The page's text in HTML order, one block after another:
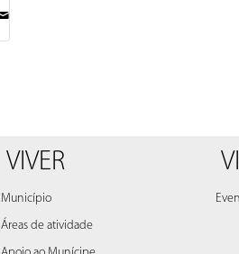
VIVER
Município
Áreas de atividade